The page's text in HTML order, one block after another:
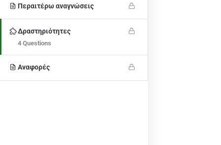
Περαιτέρω αναγνώσεις
Δραστηριότητες
4 Questions
Αναφορές
θεωρηθεί υπεύθυνη για οποιαδήποτε χρήση των
πληροφοριών που περιέχονται σε αυτήν.
Αριθμός έργου: